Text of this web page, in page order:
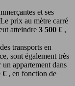
et ses
prix au mètre carré
atteindre 3 500 € ,
transports en
sont également très
appartement dans
€ , en fonction de